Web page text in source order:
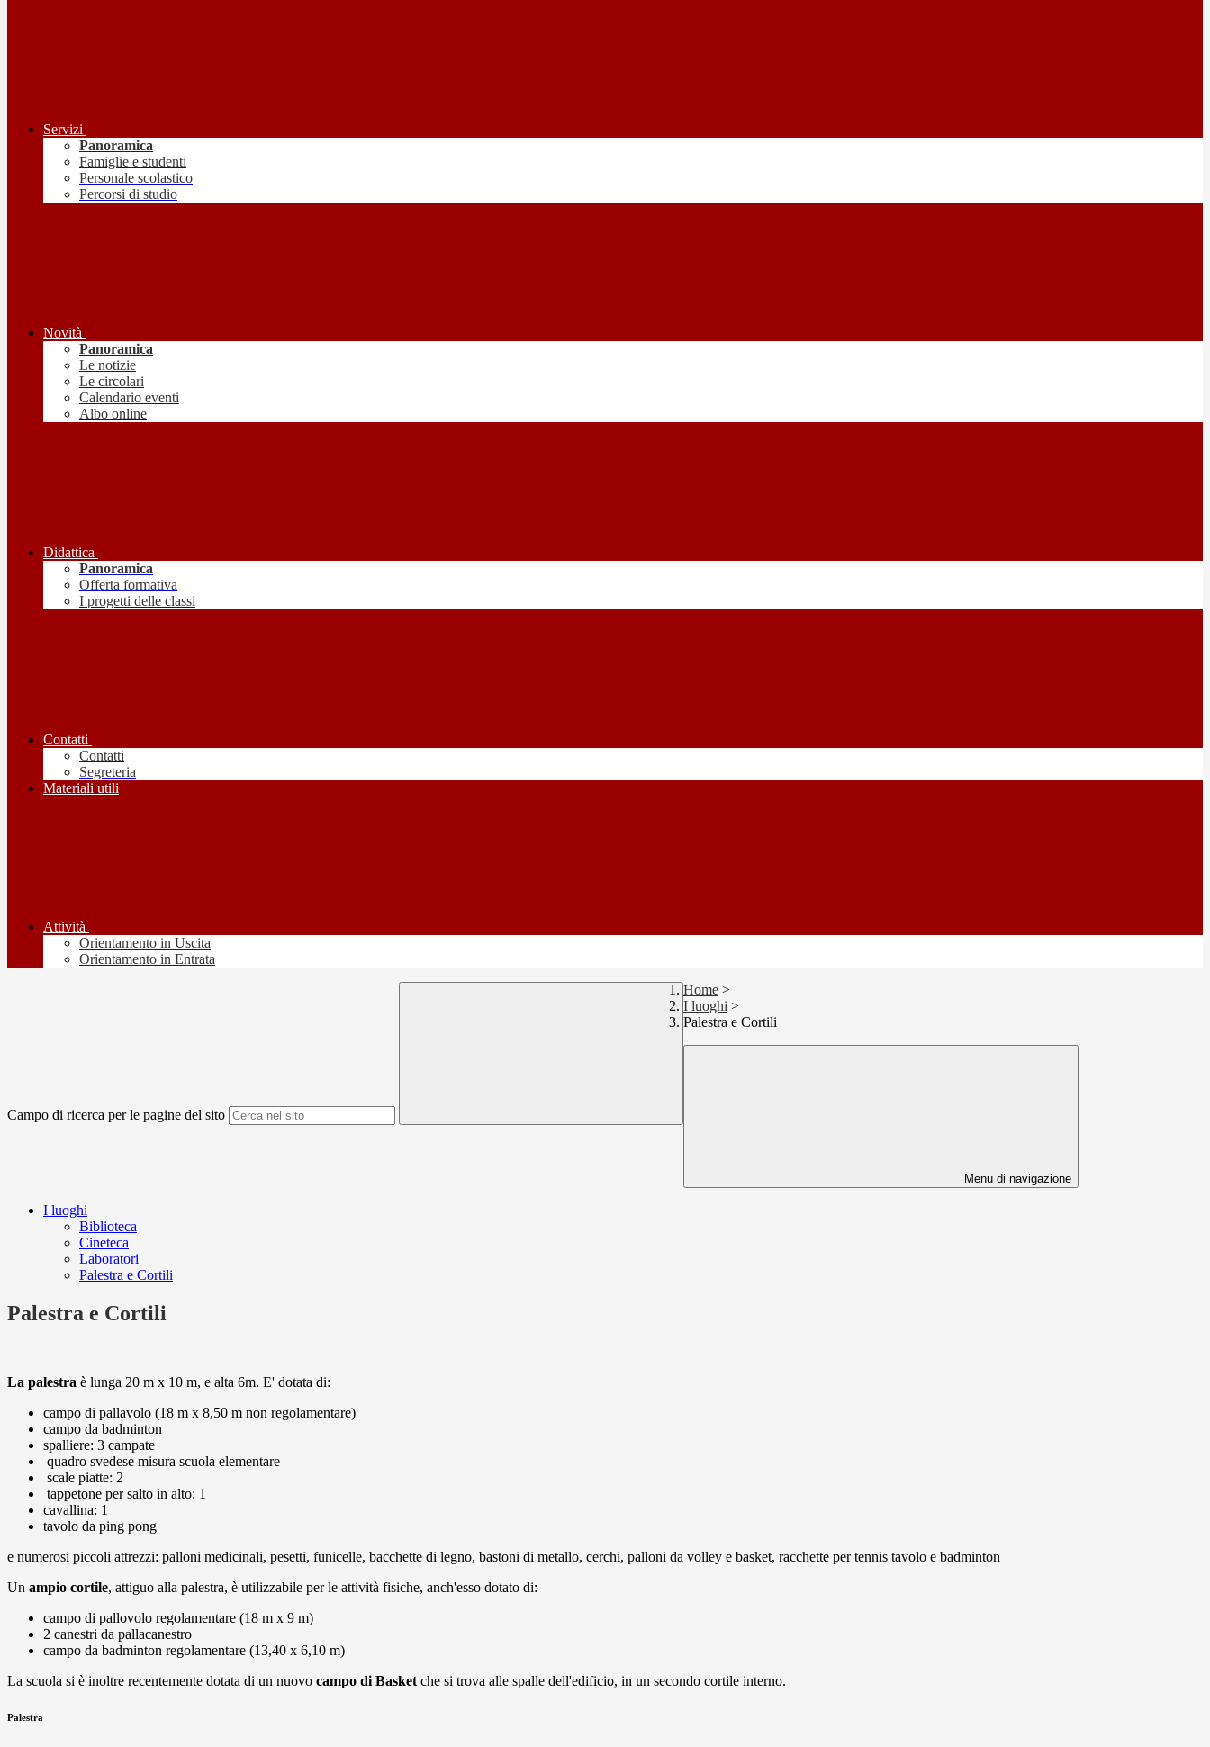
Servizi
Panoramica
Famiglie e studenti
Personale scolastico
Percorsi di studio
Novità
Panoramica
Le notizie
Le circolari
Calendario eventi
Albo online
Didattica
Panoramica
Offerta formativa
I progetti delle classi
Contatti
Contatti
Segreteria
Materiali utili
Attività
Orientamento in Uscita
Orientamento in Entrata
Campo di ricerca per le pagine del sito
Home >
I luoghi >
Palestra e Cortili
Menu di navigazione
I luoghi
Biblioteca
Cineteca
Laboratori
Palestra e Cortili
Palestra e Cortili
La palestra è lunga 20 m x 10 m, e alta 6m. E' dotata di:
campo di pallavolo (18 m x 8,50 m non regolamentare)
campo da badminton
spalliere: 3 campate
quadro svedese misura scuola elementare
scale piatte: 2
tappetone per salto in alto: 1
cavallina: 1
tavolo da ping pong
e numerosi piccoli attrezzi: palloni medicinali, pesetti, funicelle, bacchette di legno, bastoni di metallo, cerchi, palloni da volley e basket, racchette per tennis tavolo e badminton
Un ampio cortile, attiguo alla palestra, è utilizzabile per le attività fisiche, anch'esso dotato di:
campo di pallovolo regolamentare (18 m x 9 m)
2 canestri da pallacanestro
campo da badminton regolamentare (13,40 x 6,10 m)
La scuola si è inoltre recentemente dotata di un nuovo campo di Basket che si trova alle spalle dell'edificio, in un secondo cortile interno.
Palestra